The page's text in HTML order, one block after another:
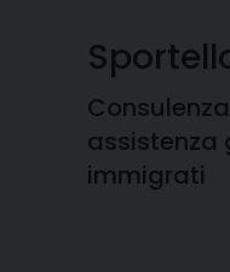
assistenza
immigrati